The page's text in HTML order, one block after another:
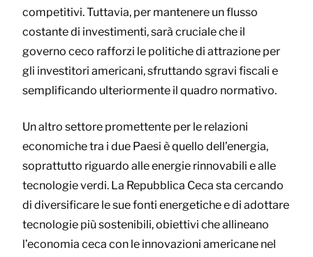
competitivi. Tuttavia, per mantenere un flusso
costante di investimenti, sarà cruciale che il
governo ceco rafforzi le politiche di attrazione per
gli investitori americani, sfruttando sgravi fiscali e
semplificando ulteriormente il quadro normativo.
Un altro settore promettente per le relazioni
economiche tra i due Paesi è quello dell’energia,
soprattutto riguardo alle energie rinnovabili e alle
tecnologie verdi. La Repubblica Ceca sta cercando
di diversificare le sue fonti energetiche e di adottare
tecnologie più sostenibili, obiettivi che allineano
l’economia ceca con le innovazioni americane nel